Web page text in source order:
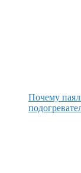
Почему